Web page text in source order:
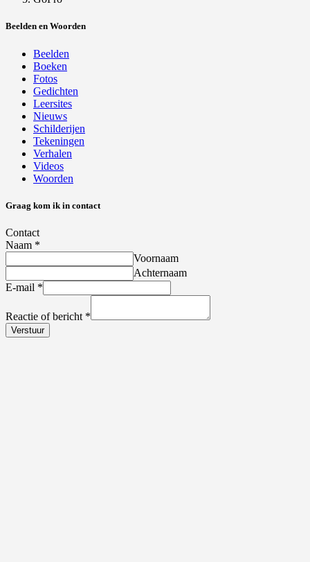
Beelden en Woorden
Beelden
Boeken
Fotos
Gedichten
Leersites
Nieuws
Schilderijen
Tekeningen
Verhalen
Videos
Woorden
Graag kom ik in contact
Contact
Naam *
Voornaam
Achternaam
E-mail *
Reactie of bericht *
Verstuur